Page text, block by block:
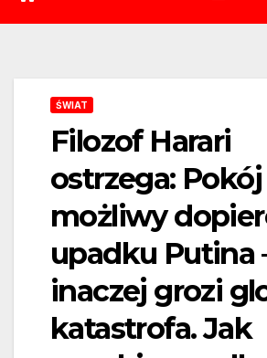
ŚWIAT
Filozof Harari
ostrzega: Pokój
możliwy
upadku Putina
inaczej grozi
katastrofa. Jak